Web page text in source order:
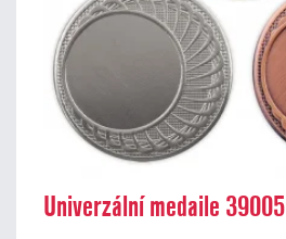
Univerzální medaile